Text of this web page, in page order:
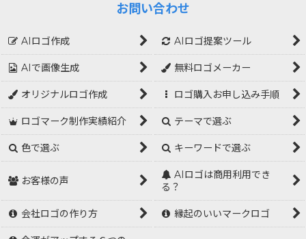
お問い合わせ
AIロゴ作成 AIロゴ提案ツール
AIで画像生成 無料ロゴメーカー
オリジナルロゴ作成 ロゴ購入お申し込み手順
ロゴマーク制作実績紹介 テーマで選ぶ
色で選ぶ キーワードで選ぶ
お客様の声
AIロゴは商用利用でき
る？
会社ロゴの作り方 縁起のいいマークロゴ